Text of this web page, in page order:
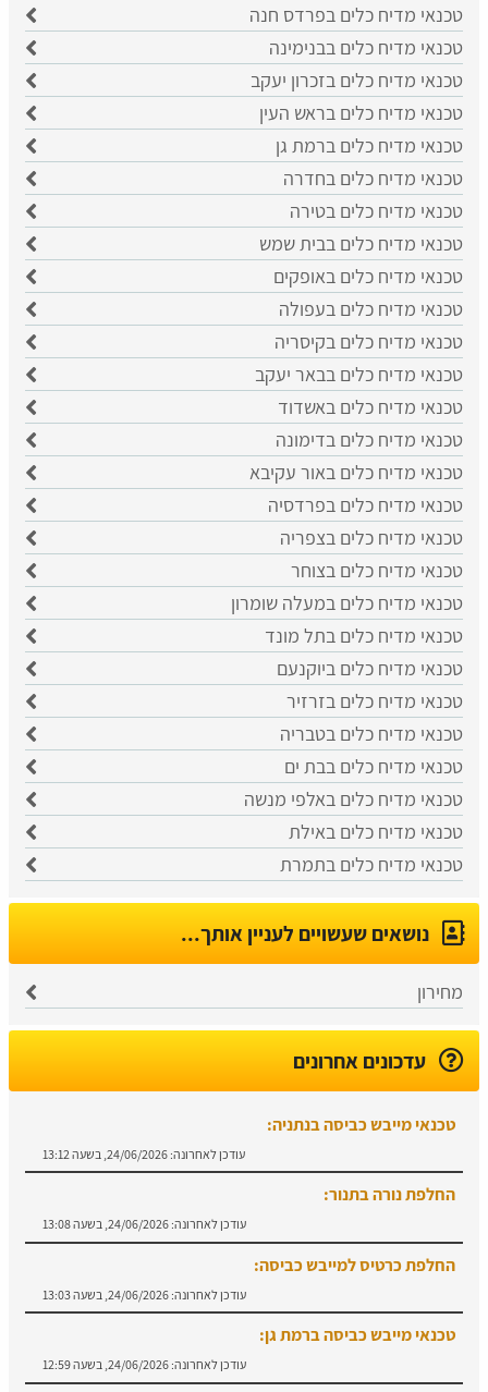
טכנאי מדיח כלים בפרדס חנה
טכנאי מדיח כלים בבנימינה
טכנאי מדיח כלים בזכרון יעקב
טכנאי מדיח כלים בראש העין
טכנאי מדיח כלים ברמת גן
טכנאי מדיח כלים בחדרה
טכנאי מדיח כלים בטירה
טכנאי מדיח כלים בבית שמש
טכנאי מדיח כלים באופקים
טכנאי מדיח כלים בעפולה
טכנאי מדיח כלים בקיסריה
טכנאי מדיח כלים בבאר יעקב
טכנאי מדיח כלים באשדוד
טכנאי מדיח כלים בדימונה
טכנאי מדיח כלים באור עקיבא
טכנאי מדיח כלים בפרדסיה
טכנאי מדיח כלים בצפריה
טכנאי מדיח כלים בצוחר
טכנאי מדיח כלים במעלה שומרון
טכנאי מדיח כלים בתל מונד
טכנאי מדיח כלים ביוקנעם
טכנאי מדיח כלים בזרזיר
טכנאי מדיח כלים בטבריה
טכנאי מדיח כלים בבת ים
טכנאי מדיח כלים באלפי מנשה
טכנאי מדיח כלים באילת
טכנאי מדיח כלים בתמרת
נושאים שעשויים לעניין אותך...
מחירון
עדכונים אחרונים
טכנאי מייבש כביסה בנתניה:
עודכן לאחרונה: 24/06/2026, בשעה 13:12
החלפת נורה בתנור:
עודכן לאחרונה: 24/06/2026, בשעה 13:08
החלפת כרטיס למייבש כביסה:
עודכן לאחרונה: 24/06/2026, בשעה 13:03
טכנאי מייבש כביסה ברמת גן:
עודכן לאחרונה: 24/06/2026, בשעה 12:59